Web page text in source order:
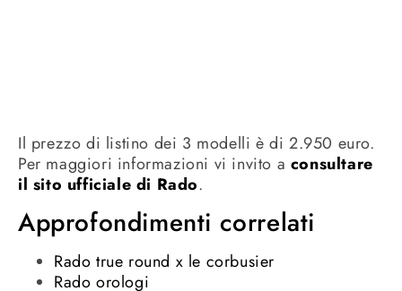
Il prezzo di listino dei 3 modelli è di 2.950 euro.
Per maggiori informazioni vi invito a consultare
il sito ufficiale di Rado.
Approfondimenti correlati
Rado true round x le corbusier
Rado orologi